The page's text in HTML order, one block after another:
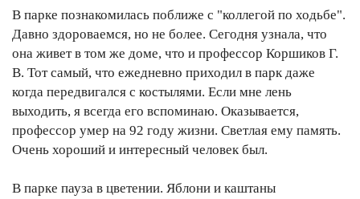
В парке познакомилась поближе с "коллегой по ходьбе".
Давно здороваемся, но не более. Сегодня узнала, что
она живет в том же доме, что и профессор Коршиков Г.
В. Тот самый, что ежедневно приходил в парк даже
когда передвигался с костылями. Если мне лень
выходить, я всегда его вспоминаю. Оказывается,
профессор умер на 92 году жизни. Светлая ему память.
Очень хороший и интересный человек был.
В парке пауза в цветении. Яблони и каштаны